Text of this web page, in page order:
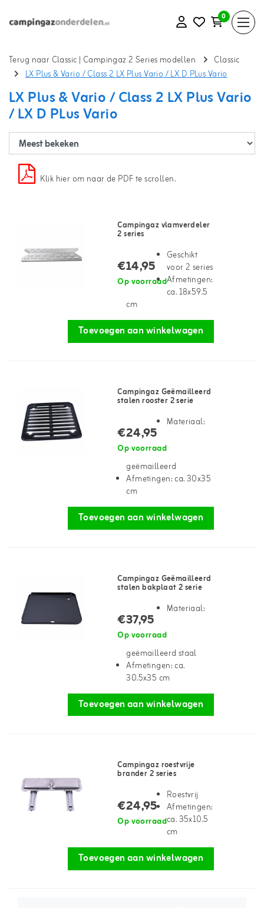
0
Terug naar Classic | Campingaz 2 Series modellen
Classic
LX Plus & Vario / Class 2 LX Plus Vario / LX D PLus Vario
LX Plus & Vario / Class 2 LX Plus Vario
/ LX D PLus Vario
Klik hier om naar de PDF te scrollen.
Campingaz vlamverdeler
2 series
€14,95
Op voorraad
Geschikt
voor 2 series
Afmetingen:
ca. 18x59.5
cm
Toevoegen aan winkelwagen
Campingaz Geëmailleerd
stalen rooster 2 serie
€24,95
Op voorraad
Materiaal:
geëmailleerd
Afmetingen: ca. 30x35
cm
Toevoegen aan winkelwagen
Campingaz Geëmailleerd
stalen bakplaat 2 serie
€37,95
Op voorraad
Materiaal:
geëmailleerd staal
Afmetingen: ca.
30.5x35 cm
Toevoegen aan winkelwagen
Campingaz roestvrije
brander 2 series
€24,95
Op voorraad
Roestvrij
Afmetingen:
ca. 35x10.5
cm
Toevoegen aan winkelwagen